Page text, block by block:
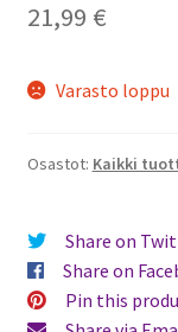
21,99 €
Varasto loppu
Osastot: Kaikki
Share on
Share on
Pin this